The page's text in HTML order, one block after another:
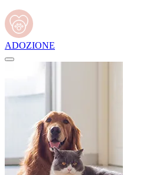
ADOZIONE